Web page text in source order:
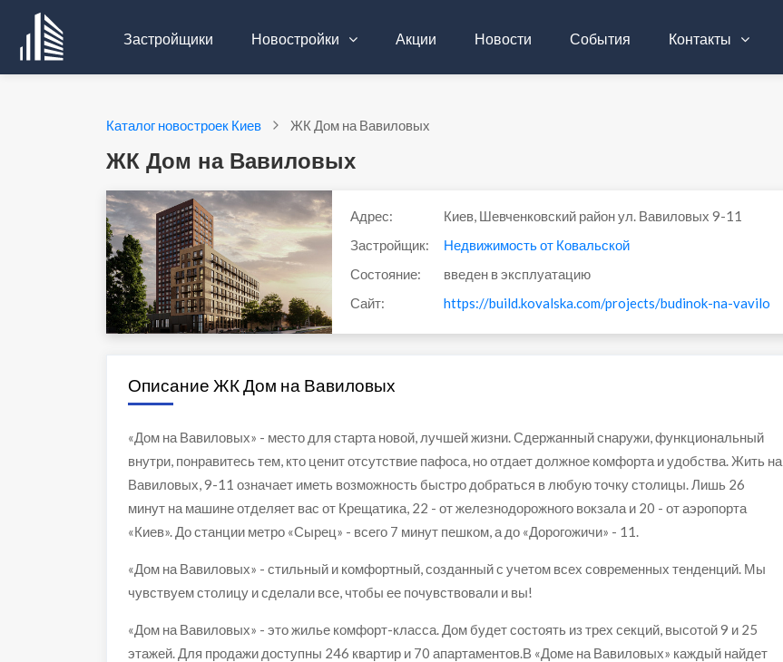
Застройщики Новостройки Акции Новости События Контакты
Каталог новостроек Киев ЖК Дом на Вавиловых
ЖК Дом на Вавиловых
Адрес:
Киев, Шевченковский район ул. Вавиловых 9-11
Застройщик:
Недвижимость от Ковальской
Состояние:
введен в эксплуатацию
Сайт:
https://build.kovalska.com/projects/budinok-na-vavilovih
Описание ЖК Дом на Вавиловых
«Дом на Вавиловых» - место для старта новой, лучшей жизни. Сдержанный снаружи, функциональный
внутри, понравитесь тем, кто ценит отсутствие пафоса, но отдает должное комфорта и удобства. Жить на
Вавиловых, 9-11 означает иметь возможность быстро добраться в любую точку столицы. Лишь 26
минут на машине отделяет вас от Крещатика, 22 - от железнодорожного вокзала и 20 - от аэропорта
«Киев». До станции метро «Сырец» - всего 7 минут пешком, а до «Дорогожичи» - 11.
«Дом на Вавиловых» - стильный и комфортный, созданный с учетом всех современных тенденций. Мы
чувствуем столицу и сделали все, чтобы ее почувствовали и вы!
«Дом на Вавиловых» - это жилье комфорт-класса. Дом будет состоять из трех секций, высотой 9 и 25
этажей. Для продажи доступны 246 квартир и 70 апартаментов.В «Доме на Вавиловых» каждый найдет